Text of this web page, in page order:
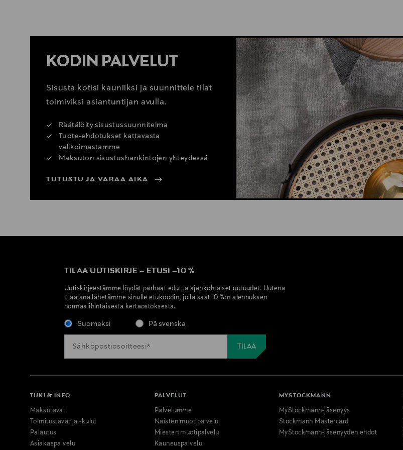
KODIN PALVELUT
Sisusta kotisi kauniiksi ja suunnittele tilat
toimiviksi asiantuntijan avulla.
Räätälöity sisustussuunnitelma
Tuote-ehdotukset kattavasta
valikoimastamme
Maksuton sisustushankintojen yhteydessä
TUTUSTU JA VARAA AIKA
TILAA UUTISKIRJE – ETUSI –10 %
Uutiskirjeestämme löydät parhaat edut ja ajankohtaiset uutuudet. Uutena
tilaajana lähetämme sinulle etukoodin, jolla saat 10 %:n alennuksen
normaalihintaisesta kertaostoksesta.
Suomeksi På svenska
TUKI & INFO
Maksutavat
Toimitustavat ja -kulut
Palautus
Asiakaspalvelu
PALVELUT
Palvelumme
Naisten muotipalvelu
Miesten muotipalvelu
Kauneuspalvelu
MYSTOCKMANN
MyStockmann-jäsenyys
Stockmann Mastercard
MyStockmann-jäsenyyden ehdot